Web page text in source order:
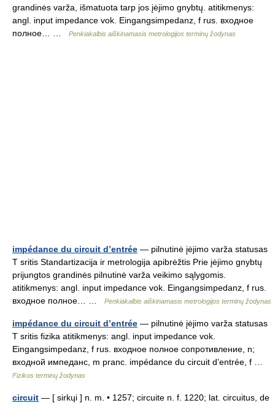
grandinės varža, išmatuota tarp jos įėjimo gnybtų. atitikmenys:
angl. input impedance vok. Eingangsimpedanz, f rus. входное
полное… …
Penkiakalbis aiškinamasis metrologijos terminų žodynas
impédance du circuit d’entrée — pilnutinė įėjimo varža statusas
T sritis Standartizacija ir metrologija apibrėžtis Prie įėjimo gnybtų
prijungtos grandinės pilnutinė varža veikimo sąlygomis.
atitikmenys: angl. input impedance vok. Eingangsimpedanz, f rus.
входное полное… …
Penkiakalbis aiškinamasis metrologijos terminų žodynas
impédance du circuit d’entrée — pilnutinė įėjimo varža statusas
T sritis fizika atitikmenys: angl. input impedance vok.
Eingangsimpedanz, f rus. входное полное сопротивление, n;
входной импеданс, m pranc. impédance du circuit d’entrée, f …
Fizikos terminų žodynas
circuit — [ sirkɥi ] n. m. • 1257; circuite n. f. 1220; lat. circuitus, de